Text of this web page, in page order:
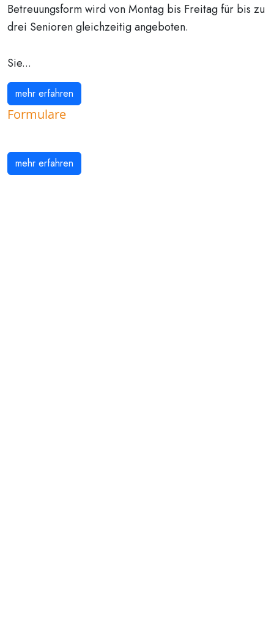
Betreuungsform wird von Montag bis Freitag für bis zu
drei Senioren gleichzeitig angeboten.
Sie...
mehr erfahren
Formulare
mehr erfahren